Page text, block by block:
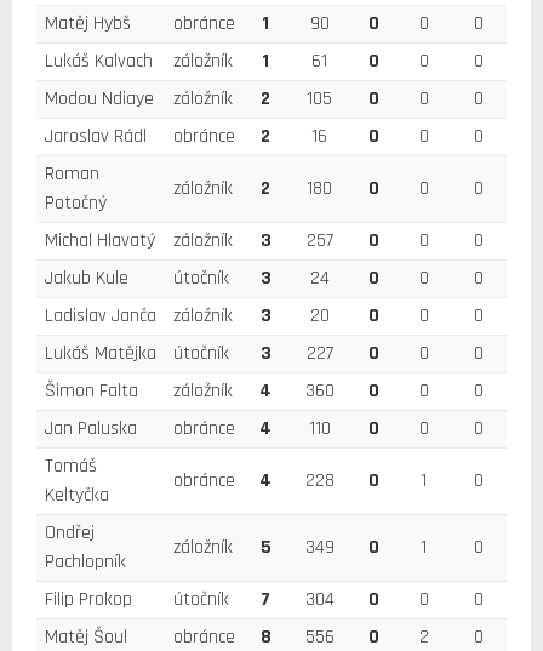
Matěj Hybš
obránce 1 90 0 0
0
Lukáš Kalvach
záložník 1 61 0 0
0
Modou Ndiaye
záložník 2 105 0 0
0
Jaroslav Rádl
obránce 2 16 0 0
0
Roman
Potočný
záložník 2 180 0 0 0
Michal Hlavatý záložník 3 257 0 0
0
Jakub Kule
útočník 3 24 0 0
0
Ladislav Janča
záložník 3 20 0 0
0
Lukáš Matějka
útočník 3 227 0 0
0
Šimon Falta
záložník 4 360 0 0
0
Jan Paluska
obránce 4 110 0 0
0
Tomáš
Keltyčka
obránce 4 228 0 1 0
Ondřej
Pachlopník
záložník 5 349 0 1 0
Filip Prokop útočník 7 304 0 0
0
Matěj Šoul
obránce 8 556 0 2
0